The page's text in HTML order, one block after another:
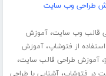
طراحی وب سایت
قالب وب سایت،آموزش
از فتوشاپ،آموزش
،آموزش طراحی قالب سایت،
در فتوشاپ،آشنایی با طراحی